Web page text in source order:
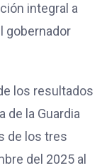
integral a
gobernador
los resultados
de la Guardia
de los tres
del 2025 al